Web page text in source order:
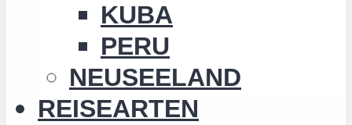
KUBA
PERU
NEUSEELAND
REISEARTEN